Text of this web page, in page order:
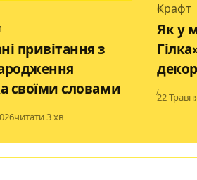
привітання з
своїми словами
читати 3 хв
Category
Крафт
Як у
Published
22